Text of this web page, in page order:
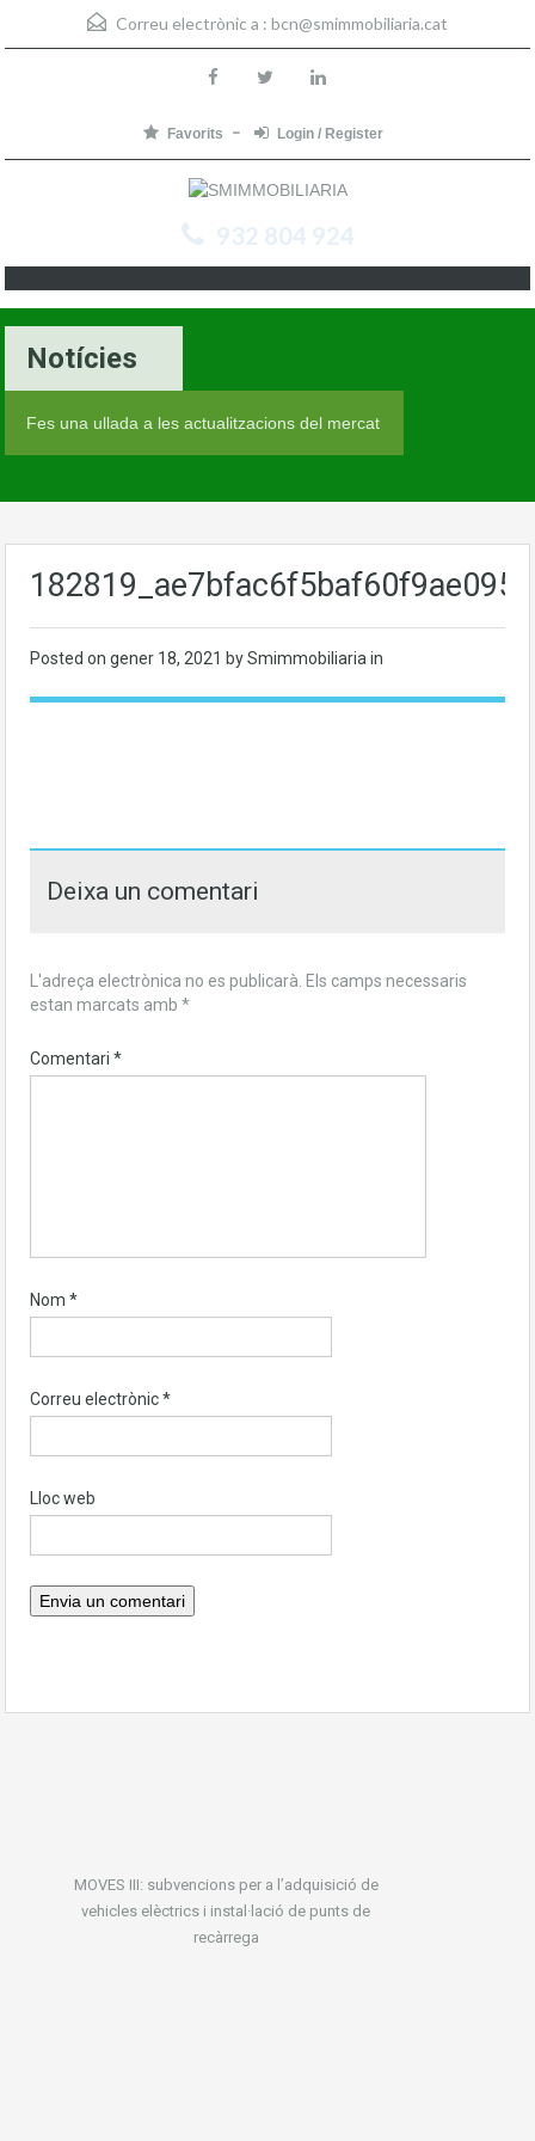
Correu electrònic a : bcn@smimmobiliaria.cat
Favorits Login / Register
932 804 924
Notícies
Fes una ullada a les actualitzacions del mercat
Posted on gener 18, 2021 by Smimmobiliaria in
Deixa un comentari
L'adreça electrònica no es publicarà. Els camps necessaris
estan marcats amb *
Comentari *
Nom *
Correu electrònic*
Lloc web
MOVES III: subvencions per a l’adquisició de
vehicles elèctrics i instal·lació de punts de
recàrrega